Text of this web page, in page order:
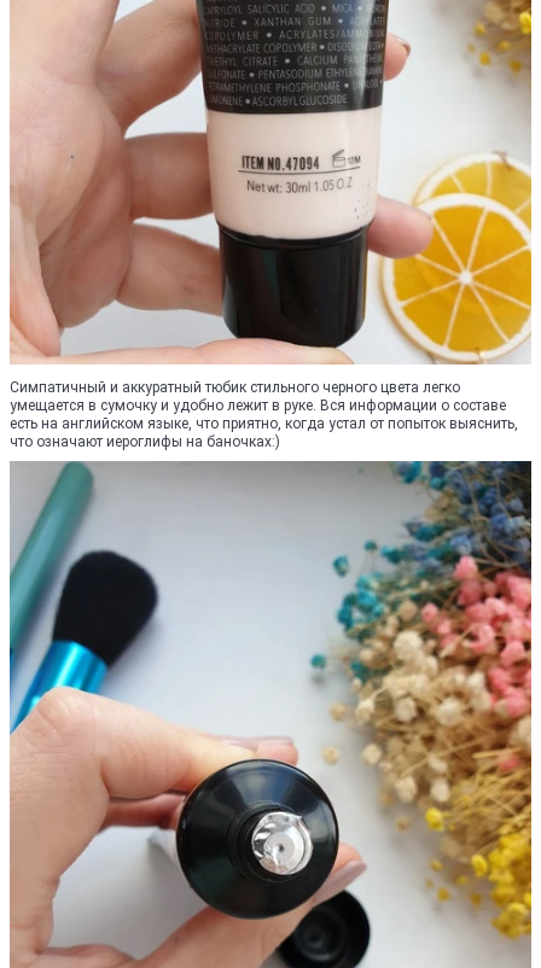
Симпатичный и аккуратный тюбик стильного черного цвета легко
умещается в сумочку и удобно лежит в руке. Вся информации о составе
есть на английском языке, что приятно, когда устал от попыток выяснить,
что означают иероглифы на баночках:)